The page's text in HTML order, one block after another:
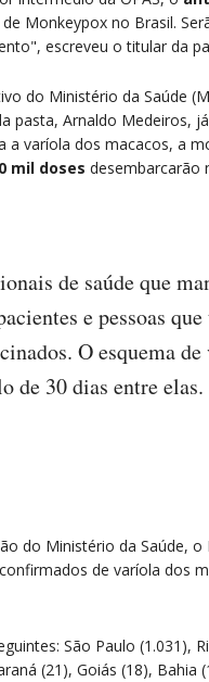
Monkeypox no Brasil.
escreveu o titular da
do Ministério da Saúde
pasta, Arnaldo Medeiros,
a varíola dos macacos, a
mil doses desembarcarão
de saúde que
e pessoas
O esquema
de 30 dias entre elas.
do Ministério da Saúde,
confirmados de varíola dos
São Paulo (1.031),
(21), Goiás (18), Bahia